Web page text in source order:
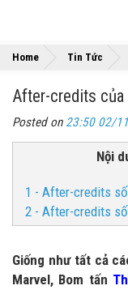
Home Tin Tức
After-credits của
Posted on 23:50 02/
Nội
1 - After-credits
2 - After-credits
Giống như tất cả
Marvel, Bom tấn